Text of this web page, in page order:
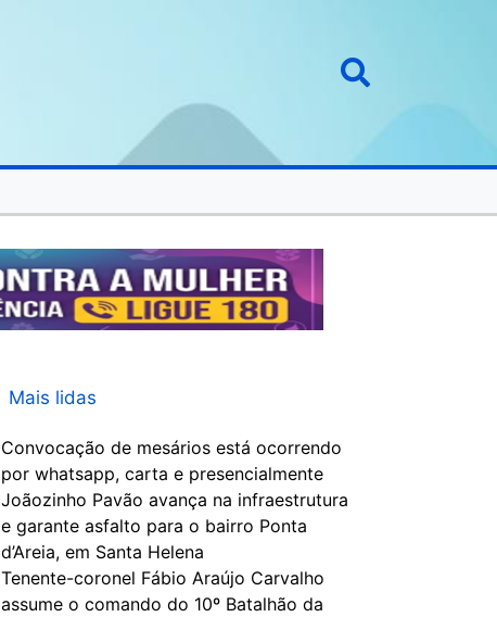
Mais lidas
Convocação de mesários está ocorrendo
por whatsapp, carta e presencialmente
Joãozinho Pavão avança na infraestrutura
e garante asfalto para o bairro Ponta
d’Areia, em Santa Helena
Tenente-coronel Fábio Araújo Carvalho
assume o comando do 10º Batalhão da